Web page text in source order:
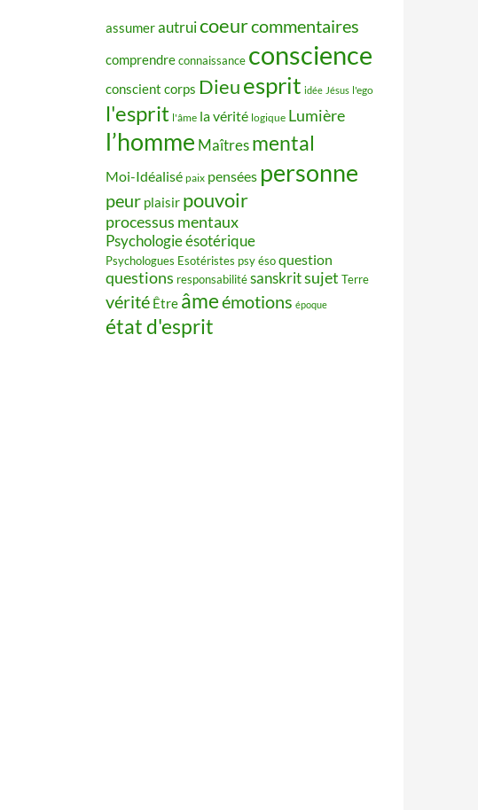
assumerautruicoeurcommentaires
comprendreconnaissance conscience
conscient corps Dieuesprit idée Jésus l'ego
l'esprit l'âme la vérité logique Lumière
l’homme Maîtres mental
Moi-Idéalisé paix pensées personne
peur plaisir pouvoir
processus mentaux
Psychologie ésotérique
Psychologues Esotéristes psy ésoquestion
questions responsabilitésanskritsujet Terre
vérité Être âmeémotions époque
état d'esprit